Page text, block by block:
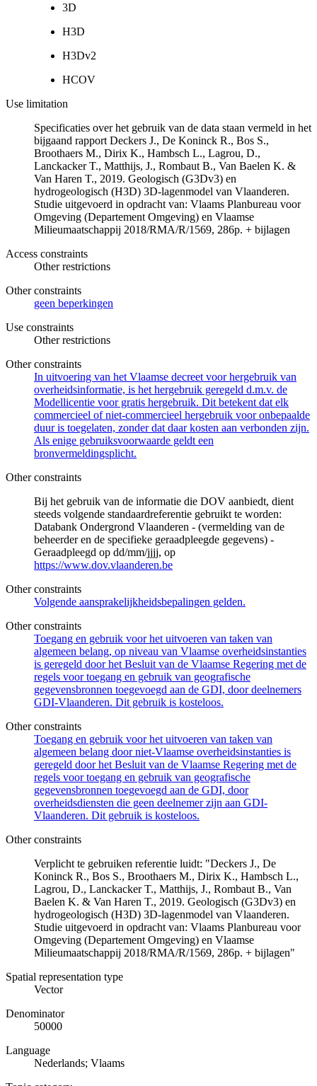
3D
H3D
H3Dv2
HCOV
Use limitation
Specificaties over het gebruik van de data staan vermeld in het
bijgaand rapport Deckers J., De Koninck R., Bos S.,
Broothaers M., Dirix K., Hambsch L., Lagrou, D.,
Lanckacker T., Matthijs, J., Rombaut B., Van Baelen K. &
Van Haren T., 2019. Geologisch (G3Dv3) en
hydrogeologisch (H3D) 3D-lagenmodel van Vlaanderen.
Studie uitgevoerd in opdracht van: Vlaams Planbureau voor
Omgeving (Departement Omgeving) en Vlaamse
Milieumaatschappij 2018/RMA/R/1569, 286p. + bijlagen
Access constraints
Other restrictions
Other constraints
geen beperkingen
Use constraints
Other restrictions
Other constraints
In uitvoering van het Vlaamse decreet voor hergebruik van
overheidsinformatie, is het hergebruik geregeld d.m.v. de
Modellicentie voor gratis hergebruik. Dit betekent dat elk
commercieel of niet-commercieel hergebruik voor onbepaalde
duur is toegelaten, zonder dat daar kosten aan verbonden zijn.
Als enige gebruiksvoorwaarde geldt een
bronvermeldingsplicht.
Other constraints
Bij het gebruik van de informatie die DOV aanbiedt, dient
steeds volgende standaardreferentie gebruikt te worden:
Databank Ondergrond Vlaanderen - (vermelding van de
beheerder en de specifieke geraadpleegde gegevens) -
Geraadpleegd op dd/mm/jjjj, op
https://www.dov.vlaanderen.be
Other constraints
Volgende aansprakelijkheidsbepalingen gelden.
Other constraints
Toegang en gebruik voor het uitvoeren van taken van
algemeen belang, op niveau van Vlaamse overheidsinstanties
is geregeld door het Besluit van de Vlaamse Regering met de
regels voor toegang en gebruik van geografische
gegevensbronnen toegevoegd aan de GDI, door deelnemers
GDI-Vlaanderen. Dit gebruik is kosteloos.
Other constraints
Toegang en gebruik voor het uitvoeren van taken van
algemeen belang door niet-Vlaamse overheidsinstanties is
geregeld door het Besluit van de Vlaamse Regering met de
regels voor toegang en gebruik van geografische
gegevensbronnen toegevoegd aan de GDI, door
overheidsdiensten die geen deelnemer zijn aan GDI-
Vlaanderen. Dit gebruik is kosteloos.
Other constraints
Verplicht te gebruiken referentie luidt: "Deckers J., De
Koninck R., Bos S., Broothaers M., Dirix K., Hambsch L.,
Lagrou, D., Lanckacker T., Matthijs, J., Rombaut B., Van
Baelen K. & Van Haren T., 2019. Geologisch (G3Dv3) en
hydrogeologisch (H3D) 3D-lagenmodel van Vlaanderen.
Studie uitgevoerd in opdracht van: Vlaams Planbureau voor
Omgeving (Departement Omgeving) en Vlaamse
Milieumaatschappij 2018/RMA/R/1569, 286p. + bijlagen"
Spatial representation type
Vector
Denominator
50000
Language
Nederlands; Vlaams